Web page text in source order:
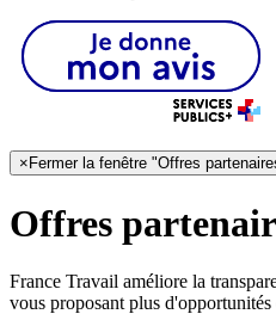
× Fermer la fenêtre "Offres
Offres
France Travail améliore la
vous proposant plus